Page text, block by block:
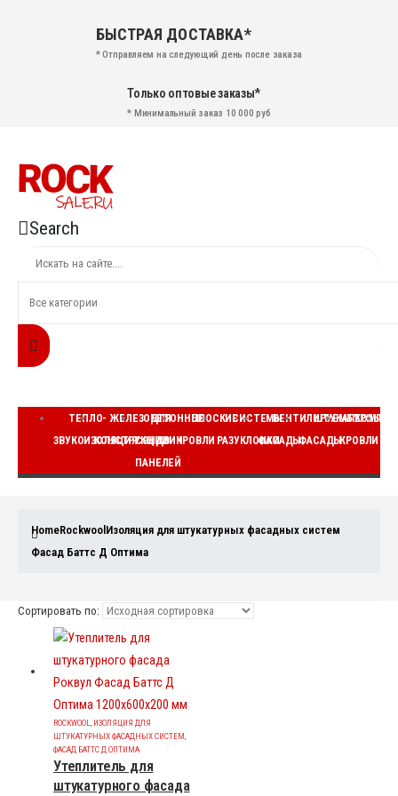
БЫСТРАЯ ДОСТАВКА*
* Отправляем на следующий день после заказа
Только оптовые заказы*
* Минимальный заказ 10 000 руб
Search
ТЕПЛО-
ЗВУКОИЗОЛЯЦИЯ
ЖЕЛЕЗОБЕТОННЫЕ
КОНСТРУКЦИИ
ДЛЯ
СЭНДВИЧ
ПАНЕЛЕЙ
ПЛОСКИЕ
КРОВЛИ
СИСТЕМЫ
РАЗУКЛОНКИ
ВЕНТИЛИРУЕМЫЕ
ФАСАДЫ
ШТУКАТУРНЫЕ
ФАСАДЫКРОВЛИ
HomeRockwool Изоляция для штукатурных фасадных систем
Фасад Баттс Д Оптима
Сортировать по:
ROCKWOOL
ИЗОЛЯЦИЯ ДЛЯ
ШТУКАТУРНЫХ ФАСАДНЫХ СИСТЕМ
ФАСАД БАТТС Д ОПТИМА
Утеплитель для
штукатурного фасада